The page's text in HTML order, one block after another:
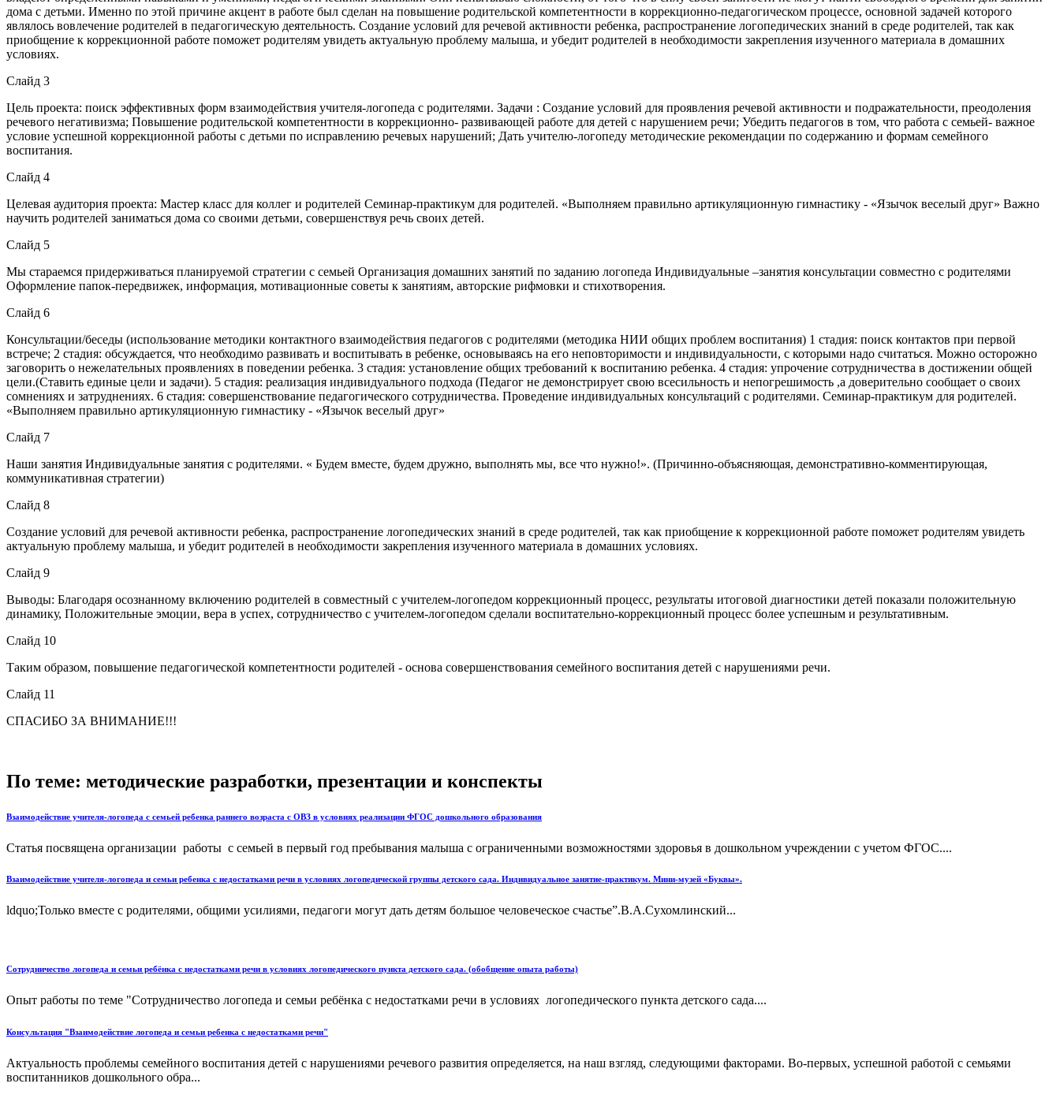
дома с детьми. Именно по этой причине акцент в работе был сделан на повышение родительской компетентности в коррекционно-педагогическом процессе, основной задачей которого
являлось вовлечение родителей в педагогическую деятельность. Создание условий для речевой активности ребенка, распространение логопедических знаний в среде родителей, так как
приобщение к коррекционной работе поможет родителям увидеть актуальную проблему малыша, и убедит родителей в необходимости закрепления изученного материала в домашних
условиях.
Слайд 3
Цель проекта: поиск эффективных форм взаимодействия учителя-логопеда с родителями. Задачи : Создание условий для проявления речевой активности и подражательности, преодоления
речевого негативизма; Повышение родительской компетентности в коррекционно- развивающей работе для детей с нарушением речи; Убедить педагогов в том, что работа с семьей- важное
условие успешной коррекционной работы с детьми по исправлению речевых нарушений; Дать учителю-логопеду методические рекомендации по содержанию и формам семейного
воспитания.
Слайд 4
Целевая аудитория проекта: Мастер класс для коллег и родителей Семинар-практикум для родителей. «Выполняем правильно артикуляционную гимнастику - «Язычок веселый друг» Важно
научить родителей заниматься дома со своими детьми, совершенствуя речь своих детей.
Слайд 5
Мы стараемся придерживаться планируемой стратегии с семьей Организация домашних занятий по заданию логопеда Индивидуальные –занятия консультации совместно с родителями
Оформление папок-передвижек, информация, мотивационные советы к занятиям, авторские рифмовки и стихотворения.
Слайд 6
Консультации/беседы (использование методики контактного взаимодействия педагогов с родителями (методика НИИ общих проблем воспитания) 1 стадия: поиск контактов при первой
встрече; 2 стадия: обсуждается, что необходимо развивать и воспитывать в ребенке, основываясь на его неповторимости и индивидуальности, с которыми надо считаться. Можно осторожно
заговорить о нежелательных проявлениях в поведении ребенка. 3 стадия: установление общих требований к воспитанию ребенка. 4 стадия: упрочение сотрудничества в достижении общей
цели.(Ставить единые цели и задачи). 5 стадия: реализация индивидуального подхода (Педагог не демонстрирует свою всесильность и непогрешимость ,а доверительно сообщает о своих
сомнениях и затруднениях. 6 стадия: совершенствование педагогического сотрудничества. Проведение индивидуальных консультаций с родителями. Семинар-практикум для родителей.
«Выполняем правильно артикуляционную гимнастику - «Язычок веселый друг»
Слайд 7
Наши занятия Индивидуальные занятия с родителями. « Будем вместе, будем дружно, выполнять мы, все что нужно!». (Причинно-объясняющая, демонстративно-комментирующая,
коммуникативная стратегии)
Слайд 8
Создание условий для речевой активности ребенка, распространение логопедических знаний в среде родителей, так как приобщение к коррекционной работе поможет родителям увидеть
актуальную проблему малыша, и убедит родителей в необходимости закрепления изученного материала в домашних условиях.
Слайд 9
Выводы: Благодаря осознанному включению родителей в совместный с учителем-логопедом коррекционный процесс, результаты итоговой диагностики детей показали положительную
динамику, Положительные эмоции, вера в успех, сотрудничество с учителем-логопедом сделали воспитательно-коррекционный процесс более успешным и результативным.
Слайд 10
Таким образом, повышение педагогической компетентности родителей - основа совершенствования семейного воспитания детей с нарушениями речи.
Слайд 11
СПАСИБО ЗА ВНИМАНИЕ!!!
По теме: методические разработки, презентации и конспекты
Взаимодействие учителя-логопеда с семьей ребенка раннего возраста с ОВЗ в условиях реализации ФГОС дошкольного образования
Статья посвящена организации работы с семьей в первый год пребывания малыша с ограниченными возможностями здоровья в дошкольном учреждении с учетом ФГОС....
Взаимодействие учителя-логопеда и семьи ребенка с недостатками речи в условиях логопедической группы детского сада. Индивидуальное занятие-практикум. Мини-музей «Буквы».
ldquo;Только вместе с родителями, общими усилиями, педагоги могут дать детям большое человеческое счастье”.В.А.Сухомлинский...
Сотрудничество логопеда и семьи ребёнка с недостатками речи в условиях логопедического пункта детского сада. (обобщение опыта работы)
Опыт работы по теме "Сотрудничество логопеда и семьи ребёнка с недостатками речи в условиях логопедического пункта детского сада....
Консультация "Взаимодействие логопеда и семьи ребенка с недостатками речи"
Актуальность проблемы семейного воспитания детей с нарушениями речевого развития определяется, на наш взгляд, следующими факторами. Во-первых, успешной работой с семьями
воспитанников дошкольного обра...